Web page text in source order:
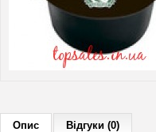
Опис Відгуки (0)